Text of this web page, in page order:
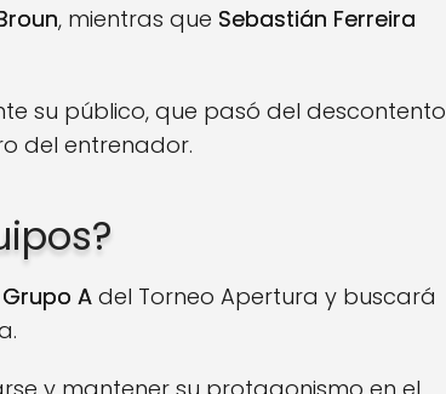
, mientras que Sebastián Ferreira
su público, que pasó del descontento
del entrenador.
Grupo A del Torneo Apertura y buscará